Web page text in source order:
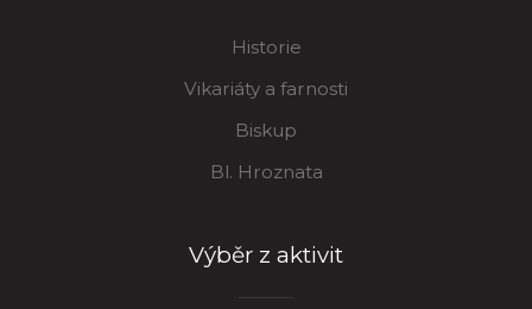
Historie
Vikariáty a farnosti
Biskup
Bl. Hroznata
Výběr z aktivit